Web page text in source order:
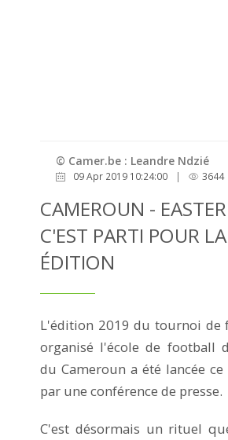
© Camer.be : Leandre Ndzié
09 Apr 2019 10:24:00 | 3644
CAMEROUN -
C'EST PARTI POUR
ÉDITION
L'édition 2019 du tournoi de
organisé l'école de football
du Cameroun a été lancée
par une conférence de presse.
C'est désormais un rituel